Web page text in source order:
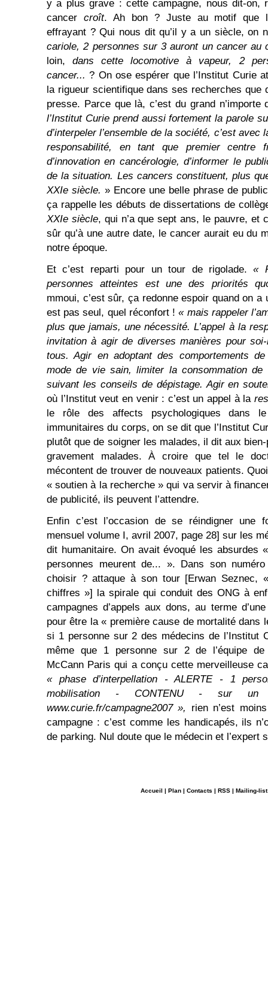
y a plus grave : cette campagne, nous dit-on,
cancer croît. Ah bon ? Juste au motif que
effrayant ? Qui nous dit qu’il y a un siècle, on
cariole, 2 personnes sur 3 auront un cancer
loin,dans cette locomotive à vapeur, 2
cancer... ? On ose espérer que l’Institut Curie
la rigueur scientifique dans ses recherches que
presse. Parce que là, c’est du grand
l’Institut Curie prend aussi fortement la parole
d’interpeler l’ensemble de la société, c’est avec
responsabilité, en tant que premier centre
d’innovation en cancérologie, d’informer le
de la situation. Les cancers constituent, plus
XXIe siècle. » Encore une belle phrase de
ça rappelle les débuts de dissertations de
XXIe siècle, qui n’a que sept ans, le pauvre, et
sûr qu’à une autre date, le cancer aurait eu du
notre époque.
Et c’est reparti pour un tour de rigolade.«
personnes atteintes est une des priorités
mmoui, c’est sûr, ça redonne espoir quand on a
est pas seul, quel réconfort ! « mais rappeler
plus que jamais, une nécessité. L’appel à la
invitation à agir de diverses manières pour
tous. Agir en adoptant des comportements
mode de vie sain, limiter la consommation de
suivant les conseils de dépistage. Agir en
où l’Institut veut en venir : c’est un appel à la
le rôle des affects psychologiques dans
immunitaires du corps, on se dit que l’Institut
plutôt que de soigner les malades, il dit aux
gravement malades. À croire que tel le
mécontent de trouver de nouveaux patients.
« soutien à la recherche » qui va servir à
de publicité, ils peuvent l’attendre.
Enfin c’est l’occasion de se réindigner
mensuel volume I, avril 2007, page 28] sur les
dit humanitaire. On avait évoqué les absurdes
personnes meurent de... ». Dans son
choisir ? attaque à son tour [Erwan Seznec,
chiffres »] la spirale qui conduit des ONG à
campagnes d’appels aux dons, au terme
pour être la « première cause de mortalité dans
si 1 personne sur 2 des médecins de l’Institut
même que 1 personne sur 2 de l’équipe de
McCann Paris qui a conçu cette merveilleuse
« phase d’interpellation - ALERTE - 1
mobilisation - CONTENU - sur un
www.curie.fr/campagne2007 »,
rien n’est
campagne : c’est comme les handicapés, ils
de parking. Nul doute que le médecin et l’expert
Accueil | Plan | Contacts | RSS | Mailing-list